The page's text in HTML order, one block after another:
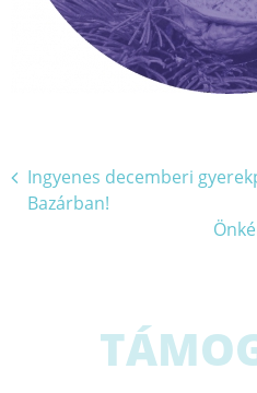
Bejegyzés
navigáció
Ingyenes decemberi
Bazárban!